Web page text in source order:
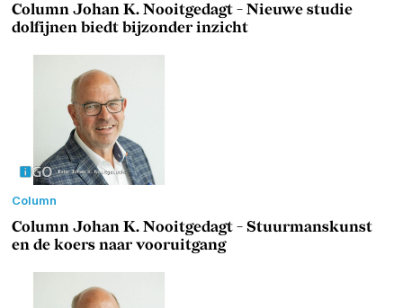
Column Johan K. Nooitgedagt - Nieuwe studie
dolfijnen biedt bijzonder inzicht
Column
Column Johan K. Nooitgedagt - Stuurmanskunst
en de koers naar vooruitgang